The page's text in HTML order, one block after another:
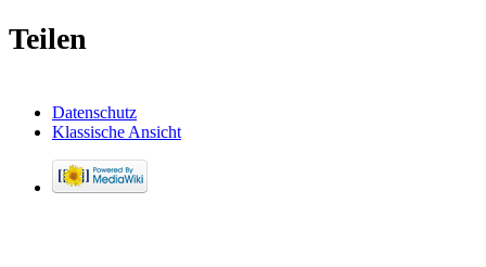
Teilen
Datenschutz
Klassische Ansicht